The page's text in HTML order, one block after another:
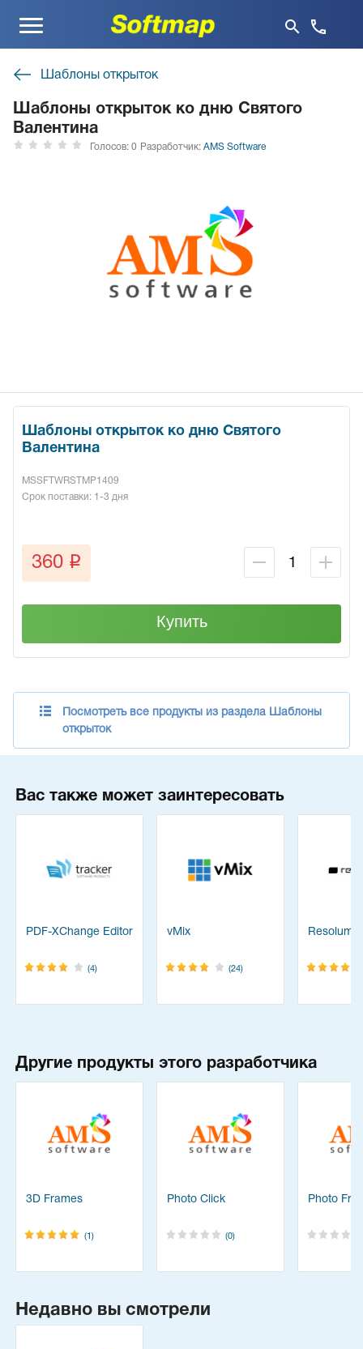
Меню
Шаблоны открыток
Шаблоны открыток ко дню Святого
Валентина
Голосов: 0 Разработчик: AMS Software
Шаблоны открыток ко дню Святого
Валентина
MSSFTWRSTMP1409
Срок поставки: 1-3 дня
360 q
Купить
Посмотреть все продукты из раздела Шаблоны
открыток
Вас также может заинтересовать
PDF-XChange Editor
(4)
vMix
(24)
Resolume
Другие продукты этого разработчика
3D Frames
(1)
Photo Click
(0)
Photo
Недавно вы смотрели